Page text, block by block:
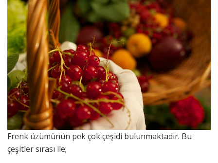
Frenk üzümünün pek çok çeşidi bulunmaktadır. Bu
çeşitler sırası ile;